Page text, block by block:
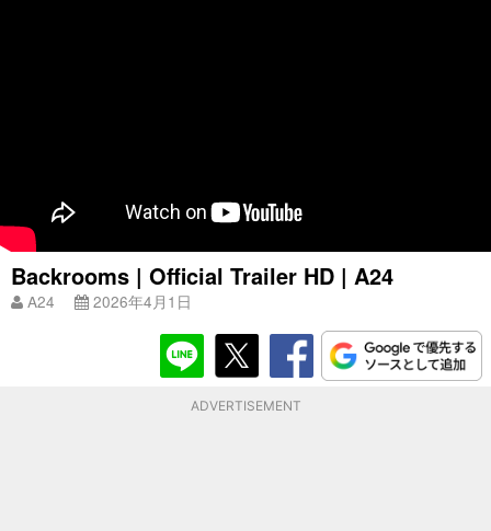
Backrooms | Official Trailer HD | A24
A24 2026年4月1日
ADVERTISEMENT